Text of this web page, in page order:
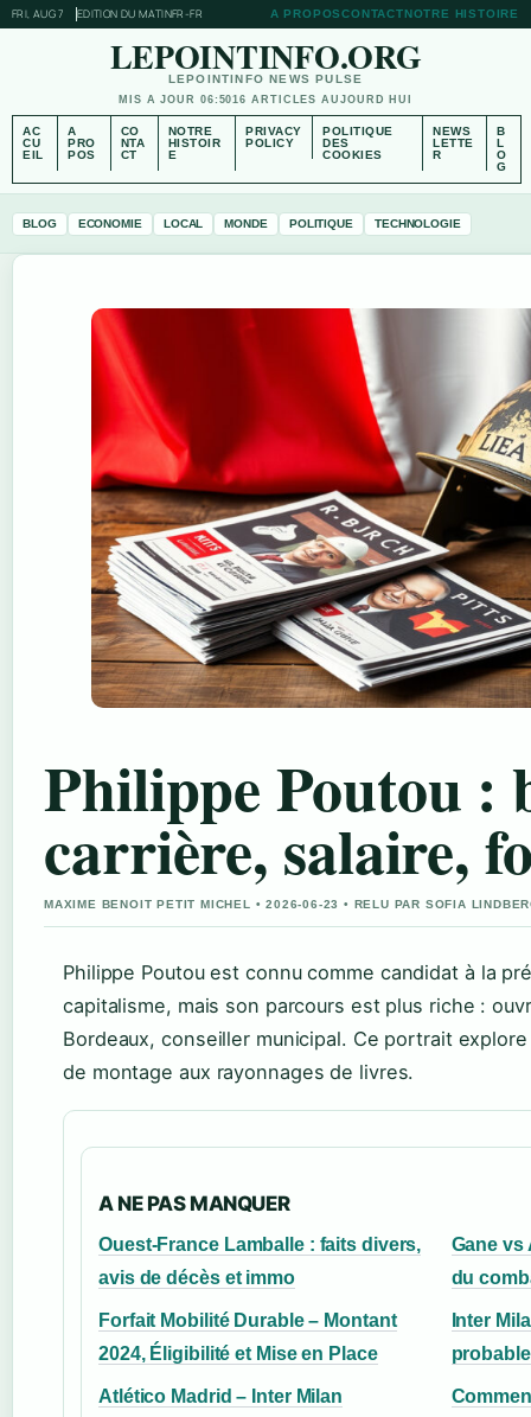
FRI, AUG 7 EDITION DU MATINFR-FR A PROPOSCONTACTNOTRE HISTOIRE
LEPOINTINFO.ORG
LEPOINTINFO NEWS PULSE
MIS A JOUR 06:5016 ARTICLES AUJOURD HUI
AC
CU
EIL
A
PRO
POS
CO
NTA
CT
NOTRE
HISTOIR
E
PRIVACY
POLICY
POLITIQUE
DES
COOKIES
NEWS
LETTE
R
B
L
O
G
BLOG ECONOMIE LOCAL MONDE POLITIQUE TECHNOLOGIE
Philippe Poutou :
carrière, salaire,
MAXIME BENOIT PETIT MICHEL • 2026-06-23 • RELU PAR SOFIA
Philippe Poutou est connu comme candidat à la
capitalisme, mais son parcours est plus riche :
Bordeaux, conseiller municipal. Ce portrait
de montage aux rayonnages de livres.
A NE PAS MANQUER
Ouest-France Lamballe : faits divers,
avis de décès et immo
Gane vs
du
Forfait Mobilité Durable – Montant
2024, Éligibilité et Mise en Place
Inter
Atlético Madrid – Inter Milan